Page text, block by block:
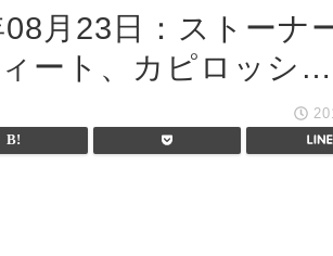
月23日：ストーナ
ート、カピロッシ